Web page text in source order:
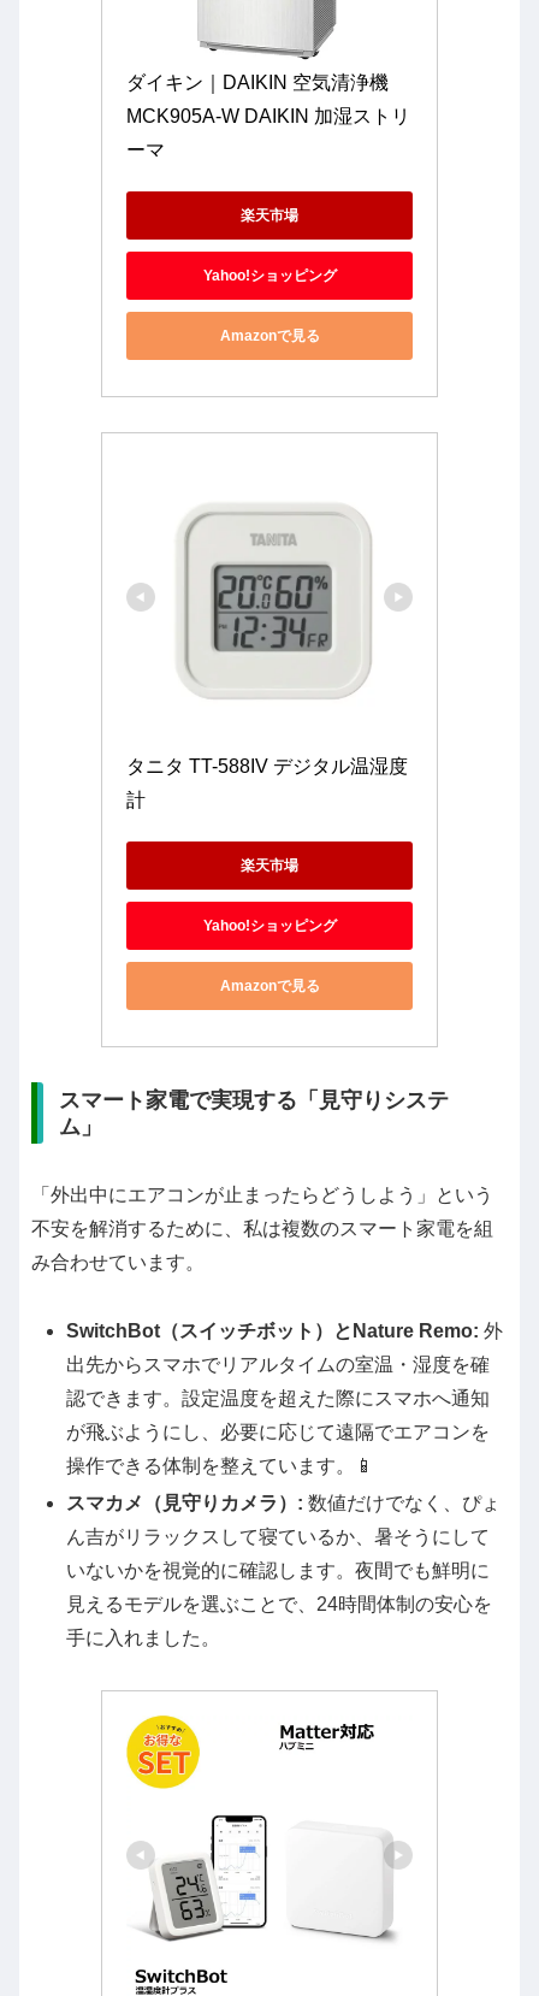
ダイキン｜DAIKIN 空気清浄機
MCK905A-W DAIKIN 加湿ストリ
ーマ
楽天市場
Yahoo!ショッピング
Amazonで見る
タニタ TT-588IV デジタル温湿度
計
楽天市場
Yahoo!ショッピング
Amazonで見る
スマート家電で実現する「見守りシステ
ム」
「外出中にエアコンが止まったらどうしよう」という
不安を解消するために、私は複数のスマート家電を組
み合わせています。
SwitchBot（スイッチボット）とNature Remo: 外
出先からスマホでリアルタイムの室温・湿度を確
認できます。設定温度を超えた際にスマホへ通知
が飛ぶようにし、必要に応じて遠隔でエアコンを
操作できる体制を整えています。📱
スマカメ（見守りカメラ）: 数値だけでなく、ぴょ
ん吉がリラックスして寝ているか、暑そうにして
いないかを視覚的に確認します。夜間でも鮮明に
見えるモデルを選ぶことで、24時間体制の安心を
手に入れました。